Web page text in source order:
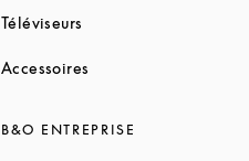
Téléviseurs
Accessoires
B&O ENTREPRISE